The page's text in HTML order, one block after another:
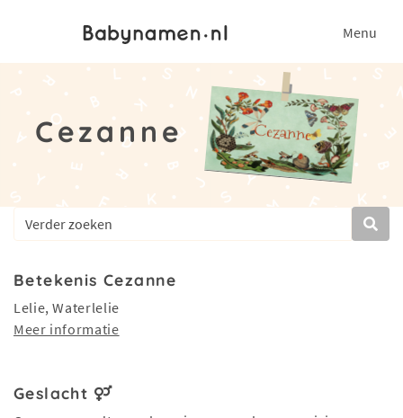
Menu
Cezanne
Betekenis Cezanne
Lelie, Waterlelie
Meer informatie
Geslacht